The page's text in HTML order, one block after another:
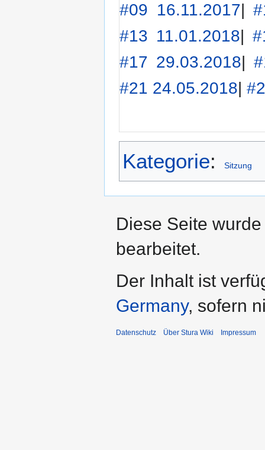
#09 16.11.2017|
#13 11.01.2018|
#17 29.03.2018|
#21 24.05.2018|
Kategorie: Sitzung
Diese Seite
bearbeitet.
Der Inhalt ist
Germany, sofern
Datenschutz Über Stura Wiki Impressum